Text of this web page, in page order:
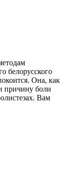
белорусского
Она, как
причину боли
Вам